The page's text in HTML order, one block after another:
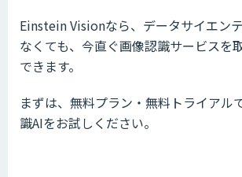
Einstein Visionなら、データサイエン
なくても、今直ぐ画像認識サービスを
できます。
まずは、無料プラン・無料トライアル
識AIをお試しください。